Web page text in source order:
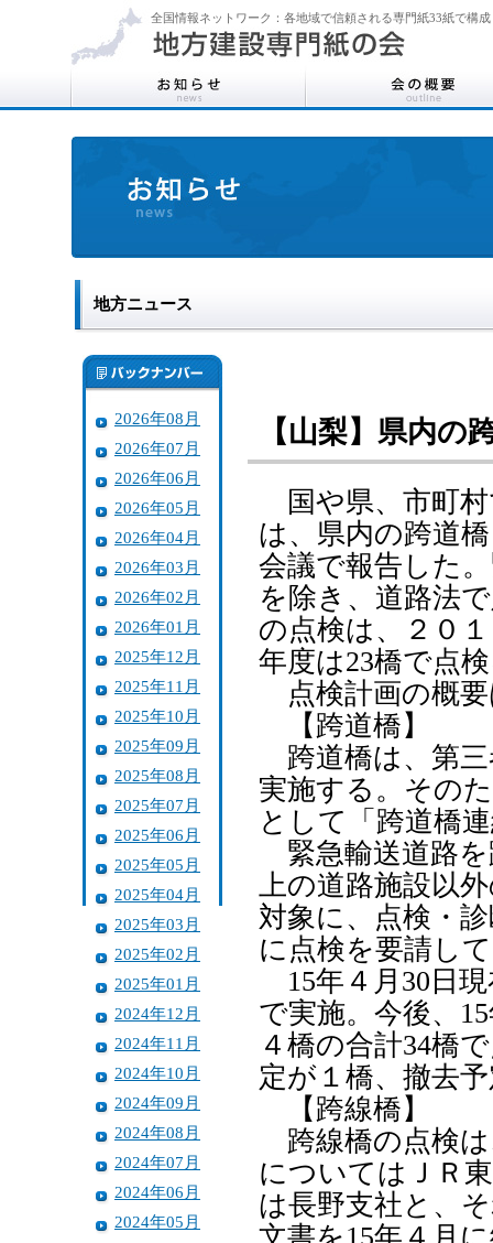
全国情報ネットワーク：各地域で信頼される専門紙33紙で構成
地方ニュース
2026年08月
2026年07月
2026年06月
2026年05月
2026年04月
2026年03月
2026年02月
2026年01月
2025年12月
2025年11月
2025年10月
2025年09月
2025年08月
2025年07月
2025年06月
2025年05月
2025年04月
2025年03月
2025年02月
2025年01月
2024年12月
2024年11月
2024年10月
2024年09月
2024年08月
2024年07月
2024年06月
2024年05月
【山梨】県内の
国や県、市町村
は、県内の跨道
会議で報告した
を除き、道路法
の点検は、２０
年度は23橋で点
点検計画の概
【跨道橋】
跨道橋は、第三
実施する。その
として「跨道橋
緊急輸送道路を
上の道路施設以
対象に、点検・
に点検を要請し
15年４月30日
で実施。今後、
４橋の合計34橋
定が１橋、撤去
【跨線橋】
跨線橋の点検は
についてはＪＲ
は長野支社と、